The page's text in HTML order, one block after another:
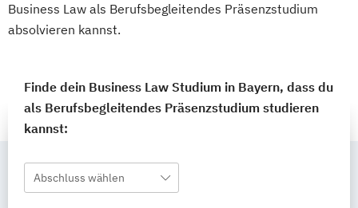
Business Law als Berufsbegleitendes Präsenzstudium
absolvieren kannst.
Finde dein Business Law Studium in Bayern, dass du
als Berufsbegleitendes Präsenzstudium studieren
kannst:
Abschluss wählen